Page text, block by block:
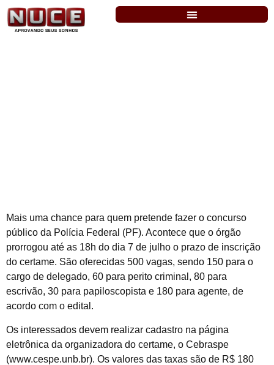
Mais uma chance para quem pretende fazer o concurso
público da Polícia Federal (PF). Acontece que o órgão
prorrogou até as 18h do dia 7 de julho o prazo de inscrição
do certame. São oferecidas 500 vagas, sendo 150 para o
cargo de delegado, 60 para perito criminal, 80 para
escrivão, 30 para papiloscopista e 180 para agente, de
acordo com o edital.
Os interessados devem realizar cadastro na página
eletrônica da organizadora do certame, o Cebraspe
(www.cespe.unb.br). Os valores das taxas são de R$ 180